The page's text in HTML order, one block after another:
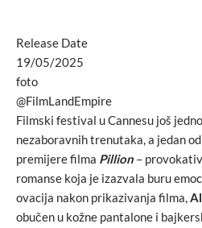
Release Date
19/05/2025
foto
@FilmLandEmpire
Filmski festival u Cannesu još
nezaboravnih trenutaka, a jedan
premijere filma Pillion –
romanse koja je izazvala buru
ovacija nakon prikazivanja filma,
obučen u kožne pantalone i